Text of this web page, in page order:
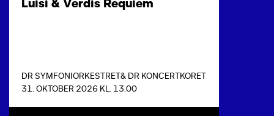
Luisi & Verdis Requiem
DR SYMFONIORKESTRET& DR KONCERTKORET
31. OKTOBER 2026 KL. 13.00